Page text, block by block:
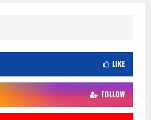
LIKE
FOLLOW